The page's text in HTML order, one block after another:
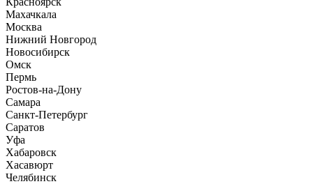
Махачкала
Москва
Нижний Новгород
Новосибирск
Омск
Пермь
Ростов-на-Дону
Самара
Санкт-Петербург
Саратов
Уфа
Хабаровск
Хасавюрт
Челябинск